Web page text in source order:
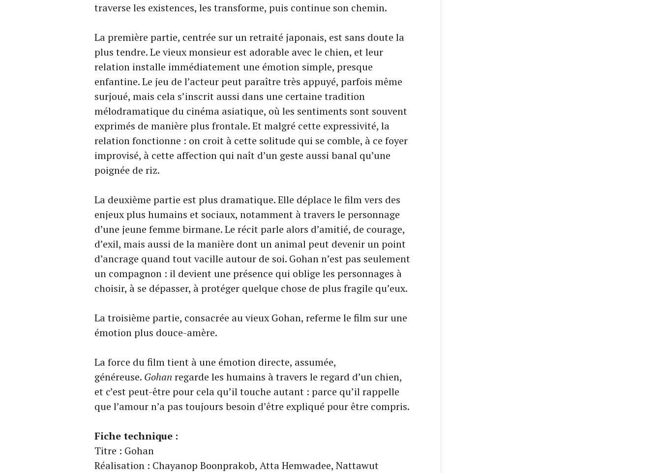
traverse les existences, les transforme, puis continue son chemin.
La première partie, centrée sur un retraité japonais, est sans doute la
plus tendre. Le vieux monsieur est adorable avec le chien, et leur
relation installe immédiatement une émotion simple, presque
enfantine. Le jeu de l’acteur peut paraître très appuyé, parfois même
surjoué, mais cela s’inscrit aussi dans une certaine tradition
mélodramatique du cinéma asiatique, où les sentiments sont souvent
exprimés de manière plus frontale. Et malgré cette expressivité, la
relation fonctionne : on croit à cette solitude qui se comble, à ce foyer
improvisé, à cette affection qui naît d’un geste aussi banal qu’une
poignée de riz.
La deuxième partie est plus dramatique. Elle déplace le film vers des
enjeux plus humains et sociaux, notamment à travers le personnage
d’une jeune femme birmane. Le récit parle alors d’amitié, de courage,
d’exil, mais aussi de la manière dont un animal peut devenir un point
d’ancrage quand tout vacille autour de soi. Gohan n’est pas seulement
un compagnon : il devient une présence qui oblige les personnages à
choisir, à se dépasser, à protéger quelque chose de plus fragile qu’eux.
La troisième partie, consacrée au vieux Gohan, referme le film sur une
émotion plus douce-amère.
La force du film tient à une émotion directe, assumée,
généreuse. Gohan regarde les humains à travers le regard d’un chien,
et c’est peut-être pour cela qu’il touche autant : parce qu’il rappelle
que l’amour n’a pas toujours besoin d’être expliqué pour être compris.
Fiche technique :
Titre : Gohan
Réalisation : Chayanop Boonprakob, Atta Hemwadee, Nattawut